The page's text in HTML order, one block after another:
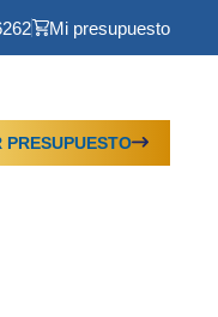
Mi presupuesto
PRESUPUESTO